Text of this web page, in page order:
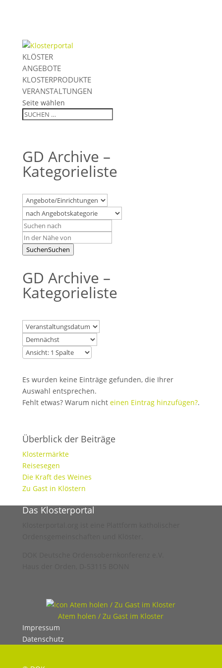
KLÖSTER
ANGEBOTE
KLOSTERPRODUKTE
VERANSTALTUNGEN
Seite wählen
GD Archive –
Kategorieliste
SuchenSuchen
GD Archive –
Kategorieliste
Es wurden keine Einträge gefunden, die Ihrer
Auswahl entsprechen.
Fehlt etwas? Warum nicht einen Eintrag hinzufügen?.
Überblick der Beiträge
Klostermärkte
Reisesegen
Die Kraft des Weines
Zu Gast in Klöstern
Das Klosterportal
Atem holen / Zu Gast im Kloster
Impressum
Datenschutz